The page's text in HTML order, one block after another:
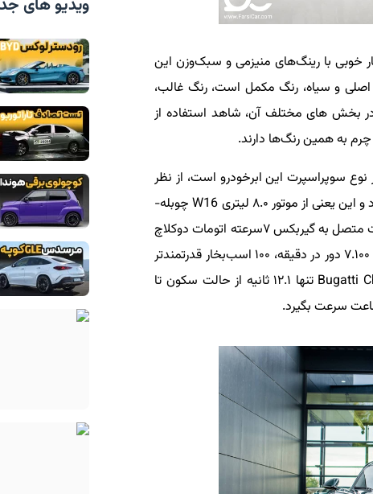
خوبی با رینگ‌های منیزمی و سبک‌وزن این
و سیاه، رنگ مکمل است، رنگ غالب،
در بخش های مختلف آن، شاهد استفاده از
به همین رنگ‌ها دارند.
سوپراسپرت این ابرخودرو است، از نظر
پیشرانه تفاوتی با دیگر Chiron SuperSport های تولیدی Bugatti ندارد و این یعنی از موتور ۸.۰ لیتری W16 چوبله-
توربو بوگاتی، ۱.۶۰۰ اسب‌بخار قدرت می‌گیرد. به لطف این نیروگاه پرقدرت متصل به گیربکس ۷سرعته اتومات دوکلاچ
که به واسطه بهره‌مندی از توربوشارژر های بزرگتر و قابلیت دور گرفتن تا ۷.۱۰۰ دور در دقیقه، ۱۰۰ اسب‌بخار قدرتمندتر
از شیرون عادی رونمایی شده در سال ۲۰۱۶ است، چهارصدمین Bugatti Chiron تنها ۱۲.۱ ثانیه از حالت سکون تا
ویدیو های